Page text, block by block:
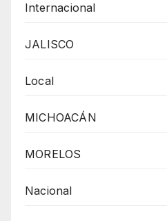
Internacional
JALISCO
Local
MICHOACÁN
MORELOS
Nacional